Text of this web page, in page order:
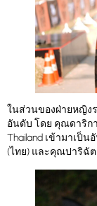
ในส่วนของฝ่ายหญิงร
อันดับ โดย คุณดาริก
Thailand เข้ามาเป็
(ไทย) และคุณปาริฉั